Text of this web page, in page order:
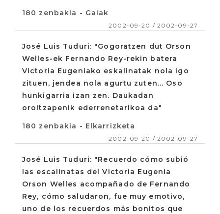
180 zenbakia - Gaiak
2002-09-20 / 2002-09-27
José Luis Tuduri: "Gogoratzen dut Orson
Welles-ek Fernando Rey-rekin batera
Victoria Eugeniako eskalinatak nola igo
zituen, jendea nola agurtu zuten... Oso
hunkigarria izan zen. Daukadan
oroitzapenik ederrenetarikoa da"
180 zenbakia - Elkarrizketa
2002-09-20 / 2002-09-27
José Luis Tuduri: "Recuerdo cómo subió
las escalinatas del Victoria Eugenia
Orson Welles acompañado de Fernando
Rey, cómo saludaron, fue muy emotivo,
uno de los recuerdos más bonitos que